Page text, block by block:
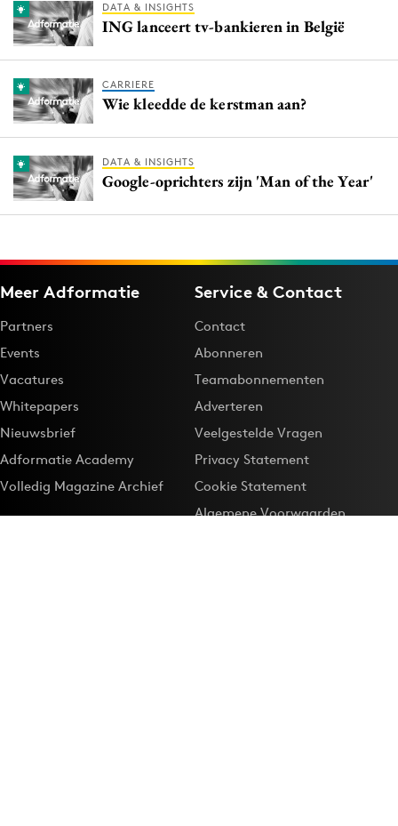
DATA & INSIGHTS
ING lanceert tv-bankieren in België
CARRIERE
Wie kleedde de kerstman aan?
DATA & INSIGHTS
Google-oprichters zijn 'Man of the Year'
Meer Adformatie
Partners
Events
Vacatures
Whitepapers
Nieuwsbrief
Adformatie Academy
Volledig Magazine Archief
Service & Contact
Contact
Abonneren
Teamabonnementen
Adverteren
Veelgestelde Vragen
Privacy Statement
Cookie Statement
Algemene Voorwaarden